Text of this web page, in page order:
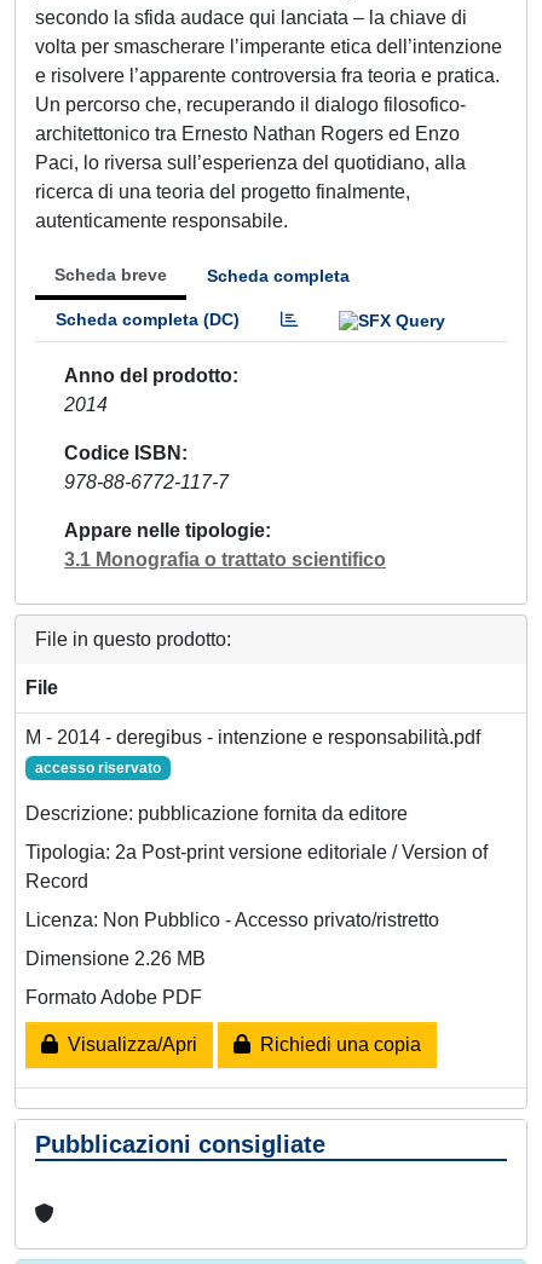
secondo la sfida audace qui lanciata – la chiave di
volta per smascherare l’imperante etica dell’intenzione
e risolvere l’apparente controversia fra teoria e pratica.
Un percorso che, recuperando il dialogo filosofico-
architettonico tra Ernesto Nathan Rogers ed Enzo
Paci, lo riversa sull’esperienza del quotidiano, alla
ricerca di una teoria del progetto finalmente,
autenticamente responsabile.
Scheda breve Scheda completa
Scheda completa (DC)
Anno del prodotto
2014
Codice ISBN
978-88-6772-117-7
Appare nelle tipologie
3.1 Monografia o trattato scientifico
File in questo prodotto:
File
M - 2014 - deregibus - intenzione e responsabilità.pdf
accesso riservato
Descrizione: pubblicazione fornita da editore
Tipologia: 2a Post-print versione editoriale / Version of
Record
Licenza: Non Pubblico - Accesso privato/ristretto
Dimensione 2.26 MB
Formato Adobe PDF
Visualizza/Apri Richiedi una copia
Pubblicazioni consigliate